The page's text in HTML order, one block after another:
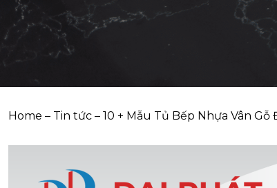
Home – Tin tức – 10 + Mẫu Tủ Bếp Nhựa Vân